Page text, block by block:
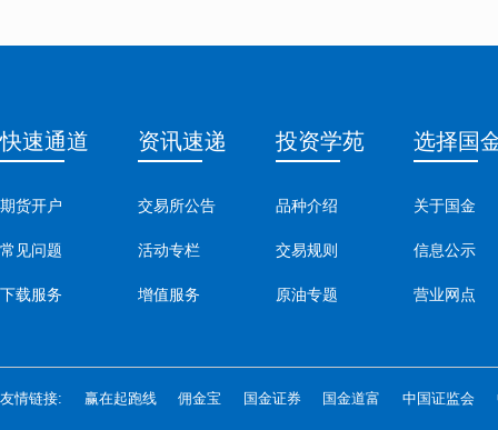
快速通道
期货开户
常见问题
下载服务
资讯速递
交易所公告
活动专栏
增值服务
投资学苑
品种介绍
交易规则
原油专题
选择国
关于国金
信息公示
营业网点
友情链接: 赢在起跑线 佣金宝 国金证券 国金道富 中国证监会